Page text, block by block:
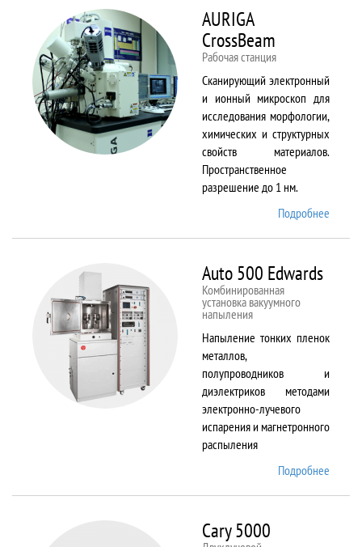
AURIGA
CrossBeam
Рабочая станция
Сканирующий электронный
и ионный микроскоп для
исследования морфологии,
химических и структурных
свойств материалов.
Пространственное
разрешение до 1 нм.
Подробнее
Auto 500 Edwards
Комбинированная
установка вакуумного
напыления
Напыление тонких пленок
металлов,
полупроводников и
диэлектриков методами
электронно-лучевого
испарения и магнетронного
распыления
Подробнее
Cary 5000